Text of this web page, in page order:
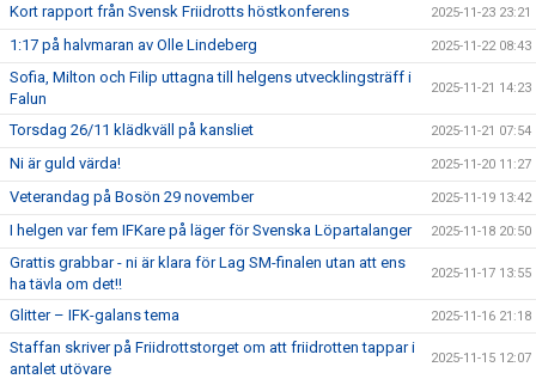
Kort rapport från Svensk Friidrotts höstkonferens 2025-11-23 23:21
1:17 på halvmaran av Olle Lindeberg 2025-11-22 08:43
Sofia, Milton och Filip uttagna till helgens utvecklingsträff i
Falun
2025-11-21 14:23
Torsdag 26/11 klädkväll på kansliet 2025-11-21 07:54
Ni är guld värda! 2025-11-20 11:27
Veterandag på Bosön 29 november 2025-11-19 13:42
I helgen var fem IFKare på läger för Svenska Löpartalanger 2025-11-18 20:50
Grattis grabbar - ni är klara för Lag SM-finalen utan att ens
ha tävla om det!!
2025-11-17 13:55
Glitter – IFK-galans tema 2025-11-16 21:18
Staffan skriver på Friidrottstorget om att friidrotten tappar i
antalet utövare
2025-11-15 12:07